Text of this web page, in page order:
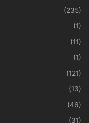
(235)
(1)
(11)
(1)
(121)
(13)
(46)
(31)